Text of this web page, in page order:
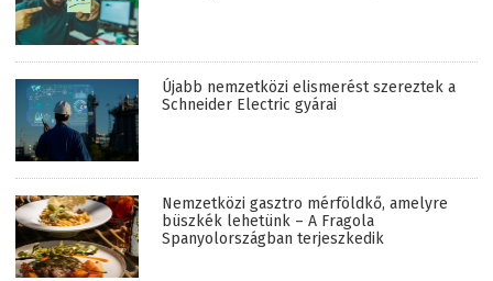
Újabb nemzetközi elismerést szereztek a
Schneider Electric gyárai
Nemzetközi gasztro mérföldkő, amelyre
büszkék lehetünk – A Fragola
Spanyolországban terjeszkedik